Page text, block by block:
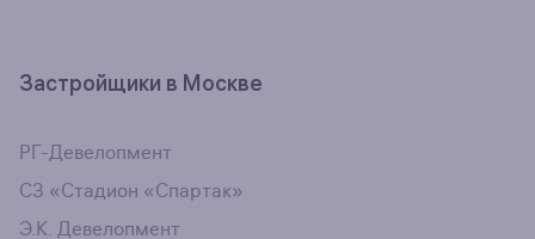
Застройщики в Москве
РГ-Девелопмент
СЗ «Стадион «Спартак»
Э.К. Девелопмент